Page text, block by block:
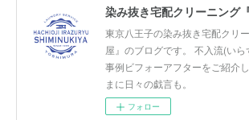
染み抜き宅配クリーニング
東京八王子の染み抜き宅配クリ
屋』のブログです。 不入流(い
事例ビフォーアフターをご紹介
まに日々の戯言も。
フォロー